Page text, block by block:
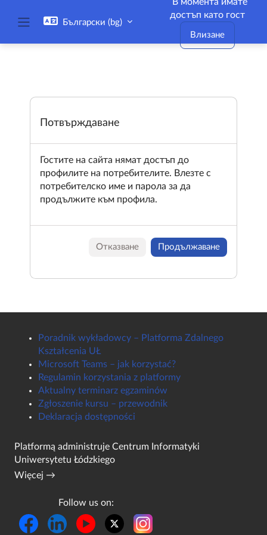
Български ‎(bg)‎
достъп като гост
Влизане
Потвърждаване
Гостите на сайта нямат достъп до
профилите на потребителите. Влезте с
потребителско име и парола за да
продължите към профила.
Отказване Продължаване
Poradnik wykładowcy – Platforma Zdalnego
Kształcenia UŁ
Microsoft Teams – jak korzystać?
Regulamin korzystania z platformy
Aktualny terminarz egzaminów
Zgłoszenie kursu – przewodnik
Deklaracja dostępności
Platformą administruje Centrum Informatyki
Uniwersytetu Łódzkiego
Więcej →
Follow us on: